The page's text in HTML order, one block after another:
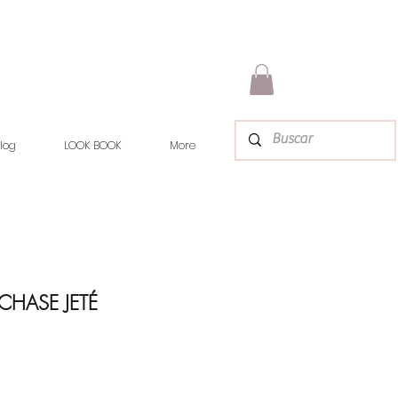
LOOK BOOK More
JETÉ